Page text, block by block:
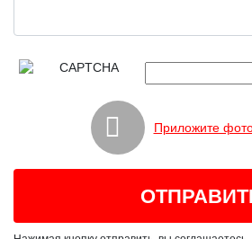
Приложите